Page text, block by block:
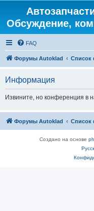
Обсуждение,
FAQ
Форумы Autoklad Список
Информация
Извините, но конференция в
Форумы Autoklad Список
Создано на основе